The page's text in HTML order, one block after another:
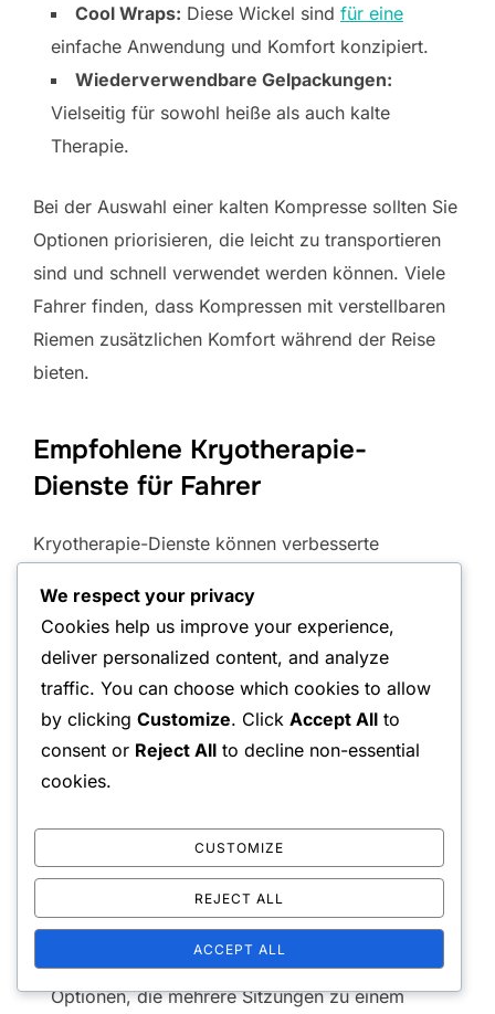
Cool Wraps: Diese Wickel sind für eine
einfache Anwendung und Komfort konzipiert.
Wiederverwendbare Gelpackungen:
Vielseitig für sowohl heiße als auch kalte
Therapie.
Bei der Auswahl einer kalten Kompresse sollten Sie
Optionen priorisieren, die leicht zu transportieren
sind und schnell verwendet werden können. Viele
Fahrer finden, dass Kompressen mit verstellbaren
Riemen zusätzlichen Komfort während der Reise
bieten.
Empfohlene Kryotherapie-
Dienste für Fahrer
Kryotherapie-Dienste können verbesserte
chronisches Unbehagen erleben. Diese Dienste
umfassen oft die Ganzkörperkryotherapie und
lokale Behandlungen, die helfen können,
Entzündungen zu reduzieren und die Durchblutung
zu verbessern.
Gebiete haben spezialisierte Zentren, die
schnelle Sitzungen anbieten.
Mobile Kryotherapieeinheiten:
Dienste bringen Kryotherapie direkt zu Ihnen.
Mitgliedschaftspakete:Erwägen Sie
Optionen, die mehrere Sitzungen zu einem
We respect your privacy
Cookies help us improve your experience,
deliver personalized content, and analyze
traffic. You can choose which cookies to allow
by clicking Customize. Click Accept All to
consent or Reject All to decline non-essential
cookies.
CUSTOMIZE
REJECT ALL
ACCEPT ALL